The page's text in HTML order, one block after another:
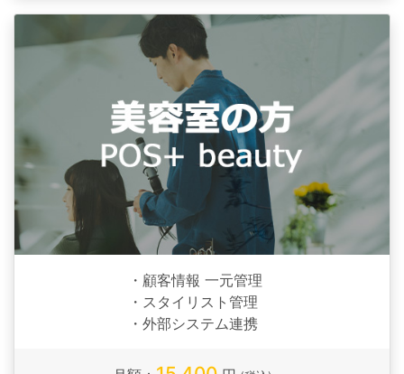
・顧客情報 一元管理
・スタイリスト管理
・外部システム連携